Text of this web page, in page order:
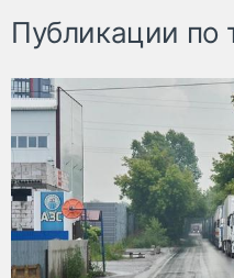
Публикации по